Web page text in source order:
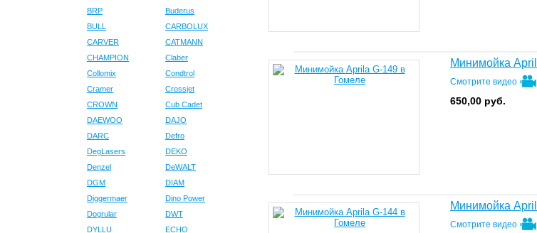
BRP
Buderus
BULL
CARBOLUX
CARVER
CATMANN
CHAMPION
Claber
Collomix
Condtrol
Cramer
Crossjet
CROWN
Cub Cadet
DAEWOO
DAJO
DARC
Defro
DegLasers
DEKO
Denzel
DeWALT
DGM
DIAM
Diggermaer
Dino Power
Dogrular
DWT
DYLLU
ECHO
Минимойка
Смотрите видео
650,00 руб.
Минимойка
Смотрите видео